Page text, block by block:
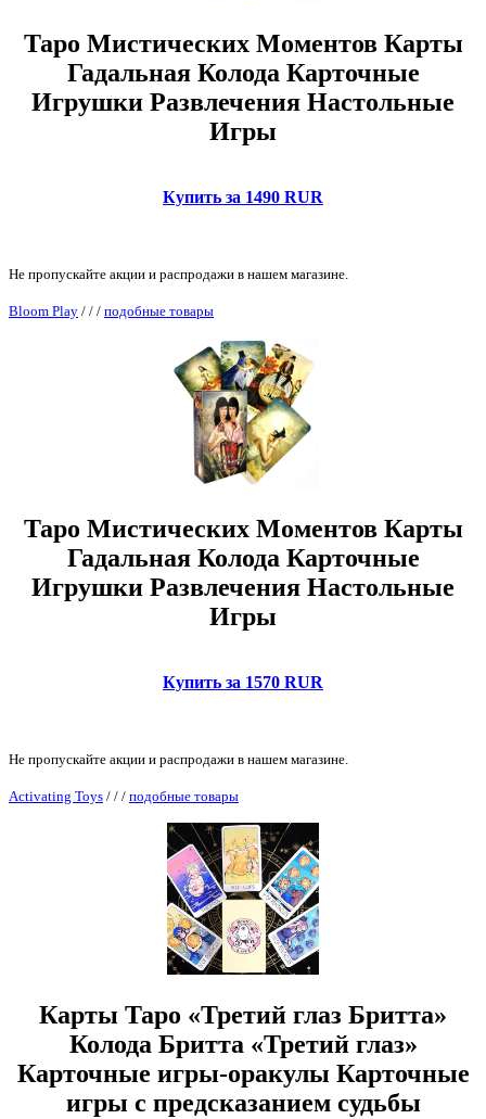
Таро Мистических Моментов Карты
Гадальная Колода Карточные
Игрушки Развлечения Настольные
Игры
Купить за 1490 RUR
Не пропускайте акции и распродажи в нашем магазине.
Bloom Play / / / подобные товары
Таро Мистических Моментов Карты
Гадальная Колода Карточные
Игрушки Развлечения Настольные
Игры
Купить за 1570 RUR
Не пропускайте акции и распродажи в нашем магазине.
Activating Toys / / / подобные товары
Карты Таро «Третий глаз Бритта»
Колода Бритта «Третий глаз»
Карточные игры-оракулы Карточные
игры с предсказанием судьбы